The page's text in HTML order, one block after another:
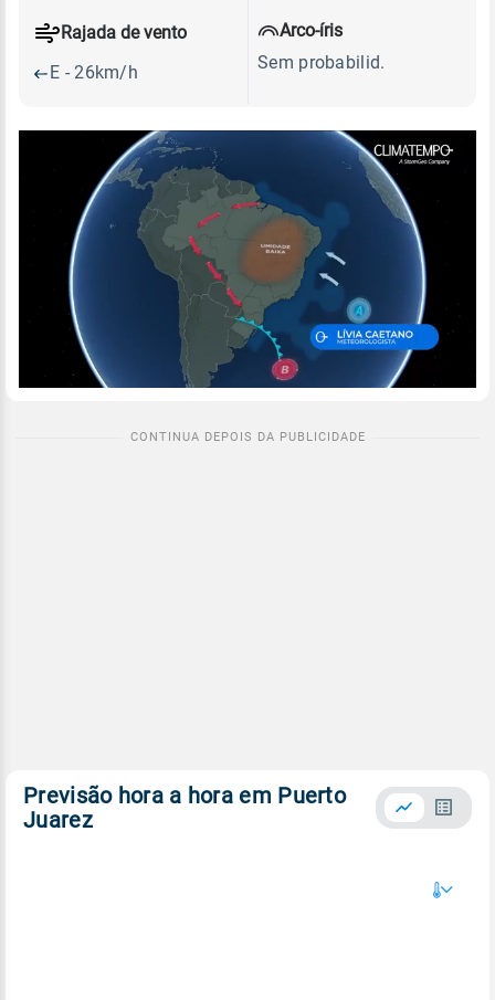
Rajada de vento
E - 26km/h
Arco-íris
Sem probabilid.
Previsão hora a hora em Puerto
Juarez